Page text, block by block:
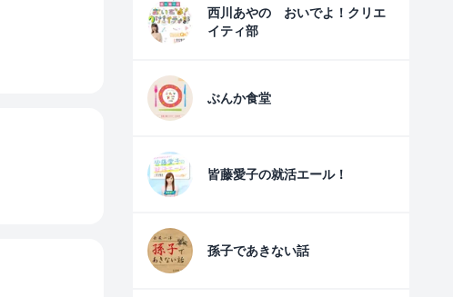
西川あやの おいでよ！クリエ
イティ部
ぶんか食堂
皆藤愛子の就活エール！
孫子であきない話